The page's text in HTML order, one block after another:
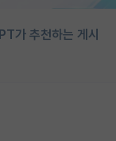
가 추천하는 게시